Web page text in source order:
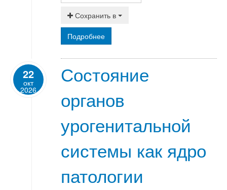
Сохранить в
Подробнее
22
окт
2026
Состояние
органов
урогенитальной
системы как ядро
патологии